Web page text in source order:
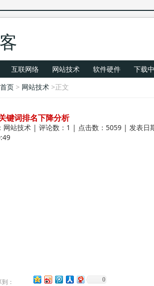
互联网络 网站技术 软件硬件
下载
首页 > 网站技术 >正文
键词排名下降分析
网站技术 | 评论数：1 | 点击数：5059 | 发表日
： 0